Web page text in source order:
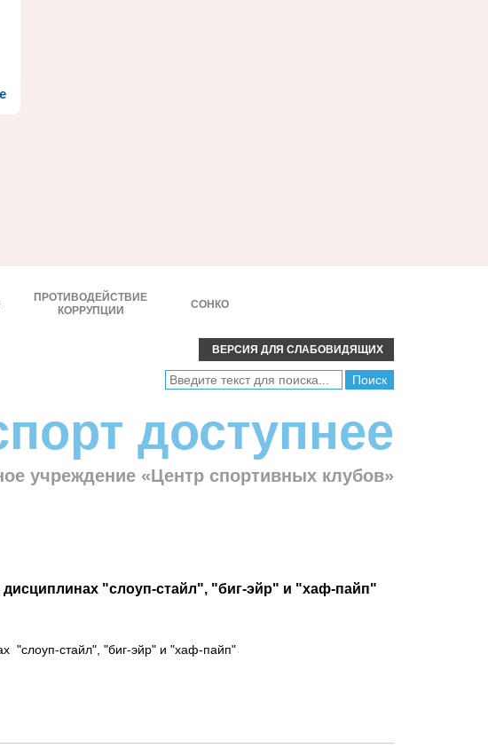
ПРОТИВОДЕЙСТВИЕ
КОРРУПЦИИ
СОНКО
ВЕРСИЯ ДЛЯ СЛАБОВИДЯЩИХ
доступнее
учреждение «Центр спортивных клубов»
"слоуп-стайл", "биг-эйр" и "хаф-пайп"
"слоуп-стайл", "биг-эйр" и "хаф-пайп"